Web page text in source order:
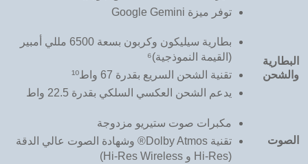
توفر ميزة Google Gemini
البطارية
والشحن
بطارية سيليكون وكربون بسعة 6500 مللي أمبير
(القيمة النموذجية)⁶
تقنية الشحن السريع بقدرة 67 واط¹⁰
يدعم الشحن العكسي السلكي بقدرة 22.5 واط
الصوت
مكبرات صوت ستيريو مزدوجة
تقنية Dolby Atmos® وشهادة الصوت عالي الدقة
(Hi-Res و Hi-Res Wireless)